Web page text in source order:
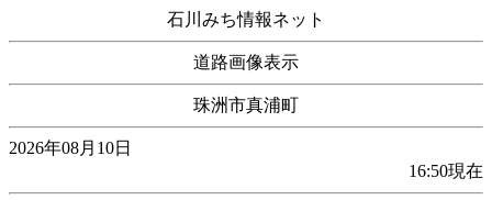
石川みち情報ネット
道路画像表示
珠洲市真浦町
2026年08月10日
16:50現在